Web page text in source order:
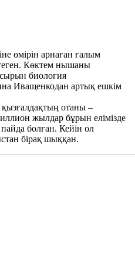
өмірін арнаған ғалым
Көктем нышаны
биология
Иващенкодан артық ешкім
отаны –
жылдар бұрын елімізде
болған. Кейін ол
бірақ шыққан.